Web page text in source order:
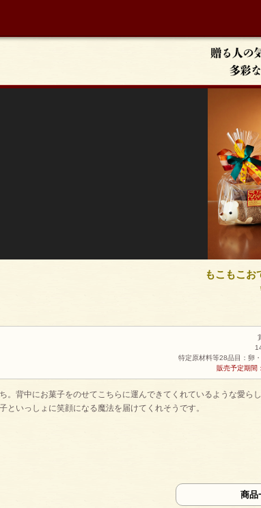
もこもこお
特定原材料等28品目：卵
販売予定期間
。背中にお菓子をのせてこちらに運んできてくれているような愛
いっしょに笑顔になる魔法を届けてくれそうです。
商品